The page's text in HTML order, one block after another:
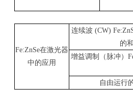
Fe:ZnSe在激光器
中的应用
连续波 (CW)
的
增益调制（脉冲）
自由运行